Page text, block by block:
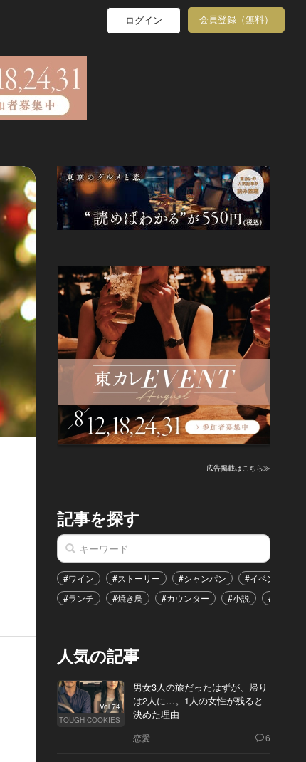
ログイン 会員登録（無料）
広告掲載はこちら≫
記事を探す
#ワイン #ストーリー #シャンパン #イベント
#ランチ
#焼き鳥 #カウンター #小説 #恋愛
人気の記事
Vol.74
TOUGH COOKIES
男女3人の旅だったはずが、帰り
は2人に…。1人の女性が残ると
決めた理由
恋愛 6